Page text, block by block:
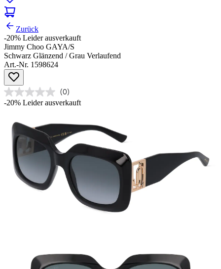
Zurück
-20% Leider ausverkauft
Jimmy Choo GAYA/S
Schwarz Glänzend / Grau Verlaufend
Art.-Nr. 1598624
(0)
-20% Leider ausverkauft